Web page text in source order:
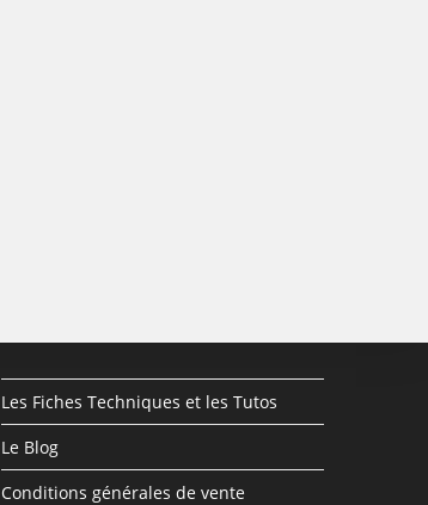
Les Fiches Techniques et les Tutos
Le Blog
Conditions générales de vente